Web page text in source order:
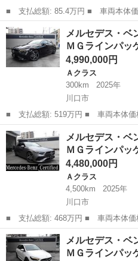
■ 支払総額: 85.4万円 ■ 車両本体価格： 748,000 円 ■ メーカー
名： メルセデス・ベンツ ■ 車種
ン ■ グレード名： Ｅ２８０ステ
済 サンルーフ...
東京 台東区 Ｅクラス
メルセデス・
ＭＧラインパ
4,990,000円
Ａクラス
300km
2025年
川口市
■ 支払総額: 519万円 ■ 車両本体価格： 4,990,000 円 ■ メーカー
名： メルセデス・ベンツ ■ 車種
名： Ａ２００ｄ ＡＭＧラインパ
ンスドパッケー...
埼玉 川口市 Ａクラス
メルセデス・
ＭＧラインパ
4,480,000円
Ａクラス
4,500km
2025年
川口市
■ 支払総額: 468万円 ■ 車両本体価格： 4,480,000 円 ■ メーカー
名： メルセデス・ベンツ ■ 車種
名： Ａ２００ｄ ＡＭＧラインパ
排気量： 2...
埼玉 川口市 Ａクラス
メルセデス・
ＭＧラインパ